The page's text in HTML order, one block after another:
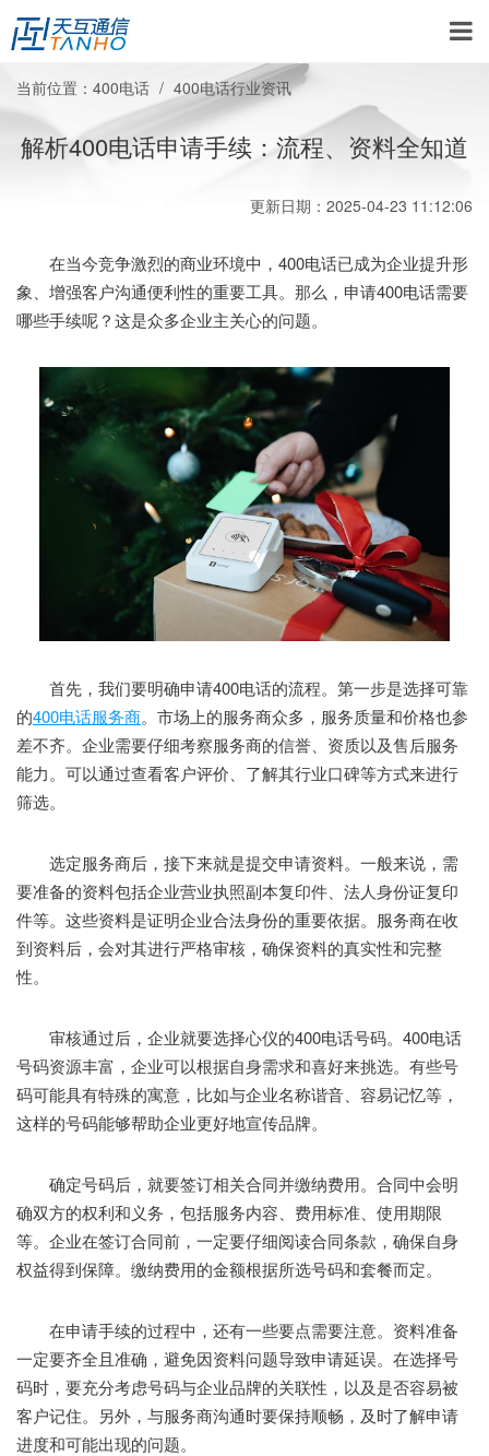
当前位置： 400电话 400电话行业资讯
解析400电话申请手续：流程、资料全知道
更新日期：2025-04-23 11:12:06
在当今竞争激烈的商业环境中，400电话已成为企业提升形
象、增强客户沟通便利性的重要工具。那么，申请400电话需要
哪些手续呢？这是众多企业主关心的问题。
首先，我们要明确申请400电话的流程。第一步是选择可靠
的400电话服务商。市场上的服务商众多，服务质量和价格也参
差不齐。企业需要仔细考察服务商的信誉、资质以及售后服务
能力。可以通过查看客户评价、了解其行业口碑等方式来进行
筛选。
选定服务商后，接下来就是提交申请资料。一般来说，需
要准备的资料包括企业营业执照副本复印件、法人身份证复印
件等。这些资料是证明企业合法身份的重要依据。服务商在收
到资料后，会对其进行严格审核，确保资料的真实性和完整
性。
审核通过后，企业就要选择心仪的400电话号码。400电话
号码资源丰富，企业可以根据自身需求和喜好来挑选。有些号
码可能具有特殊的寓意，比如与企业名称谐音、容易记忆等，
这样的号码能够帮助企业更好地宣传品牌。
确定号码后，就要签订相关合同并缴纳费用。合同中会明
确双方的权利和义务，包括服务内容、费用标准、使用期限
等。企业在签订合同前，一定要仔细阅读合同条款，确保自身
权益得到保障。缴纳费用的金额根据所选号码和套餐而定。
在申请手续的过程中，还有一些要点需要注意。资料准备
一定要齐全且准确，避免因资料问题导致申请延误。在选择号
码时，要充分考虑号码与企业品牌的关联性，以及是否容易被
客户记住。另外，与服务商沟通时要保持顺畅，及时了解申请
进度和可能出现的问题。